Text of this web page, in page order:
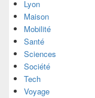
Lyon
Maison
Mobilité
Santé
Sciences
Société
Tech
Voyage